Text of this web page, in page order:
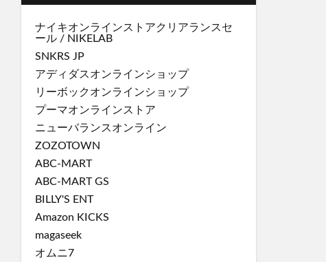
ナイキオンラインストアクリアランスセ
ール / NIKELAB
SNKRS JP
アディダスオンラインショップ
リーボックオンラインショップ
プーマオンラインストア
ニューバランスオンライン
ZOZOTOWN
ABC-MART
ABC-MART GS
BILLY'S ENT
Amazon KICKS
magaseek
オムニ7